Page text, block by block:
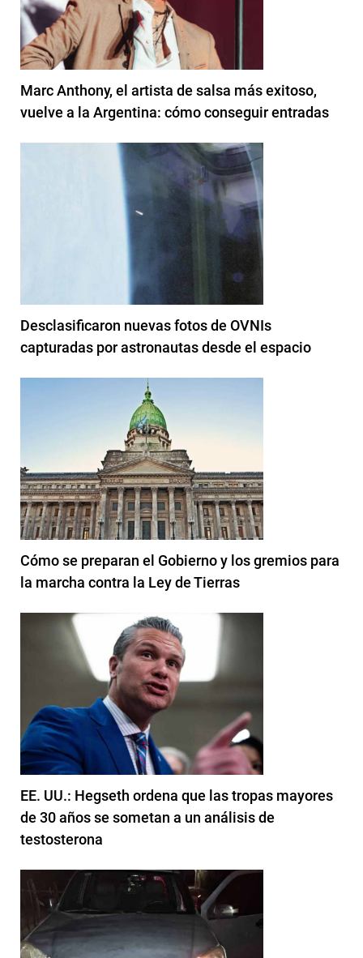
Marc Anthony, el artista de salsa más exitoso,
vuelve a la Argentina: cómo conseguir entradas
Desclasificaron nuevas fotos de OVNIs
capturadas por astronautas desde el espacio
Cómo se preparan el Gobierno y los gremios para
la marcha contra la Ley de Tierras
EE. UU.: Hegseth ordena que las tropas mayores
de 30 años se sometan a un análisis de
testosterona